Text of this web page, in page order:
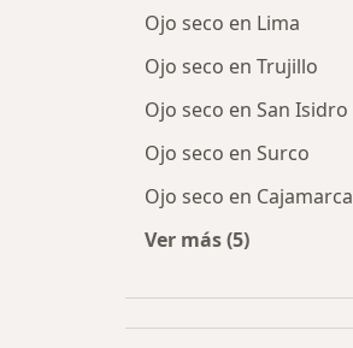
Ojo seco en Lima
Ojo seco en Trujillo
Ojo seco en San Isidro
Ojo seco en Surco
Ojo seco en Cajamarca
Ver más (5)